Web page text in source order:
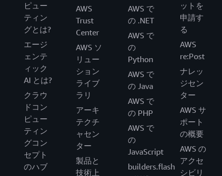
ピュー
ティン
グとは?
エージ
ェンテ
ィック
AI とは?
クラウ
ドコン
ピュー
ティン
グコン
セプト
のハブ
AWS
Trust
Center
AWS ソ
リュー
ション
ライブ
ラリ
アーキ
テクチ
ャセン
ター
製品と
技術上
AWS で
の .NET
AWS で
の
Python
AWS で
の Java
AWS で
の PHP
AWS で
の
JavaScript
builders.flash
ットを
申請す
る
AWS
re:Post
ナレッ
ジセン
ター
AWS サ
ポート
の概要
AWS の
アクセ
シビリ